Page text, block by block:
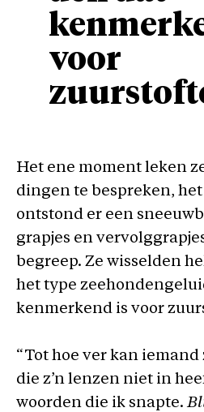
voor
Het ene moment leken
dingen te bespreken,
ontstond er een
grapjes en
begreep. Ze wisselden
het type
kenmerkend is voor
“Tot hoe ver kan iemand
die z’n lenzen niet in
woorden die ik snapte.